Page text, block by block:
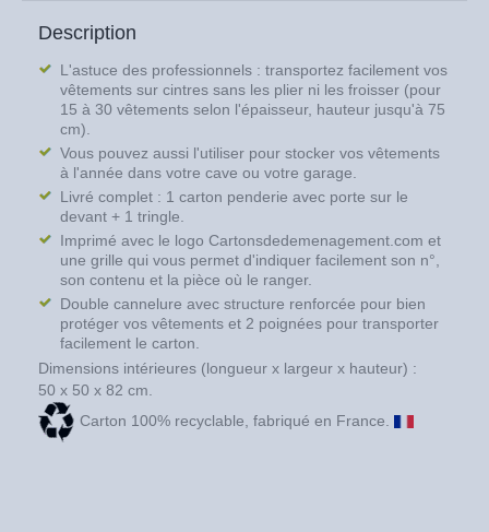
Description
L'astuce des professionnels : transportez facilement vos
vêtements sur cintres sans les plier ni les froisser (pour
15 à 30 vêtements selon l'épaisseur, hauteur jusqu'à 75
cm).
Vous pouvez aussi l'utiliser pour stocker vos vêtements
à l'année dans votre cave ou votre garage.
Livré complet : 1 carton penderie avec porte sur le
devant + 1 tringle.
Imprimé avec le logo Cartonsdedemenagement.com et
une grille qui vous permet d'indiquer facilement son n°,
son contenu et la pièce où le ranger.
Double cannelure avec structure renforcée pour bien
protéger vos vêtements et 2 poignées pour transporter
facilement le carton.
Dimensions intérieures (longueur x largeur x hauteur) :
50 x 50 x 82 cm.
Carton 100% recyclable, fabriqué en France.